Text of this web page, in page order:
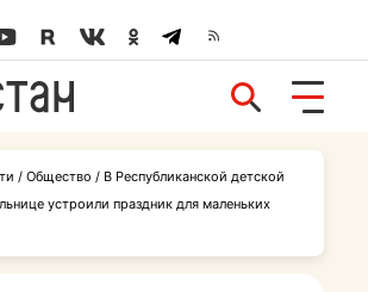
/ Общество / В Республиканской детской
устроили праздник для маленьких